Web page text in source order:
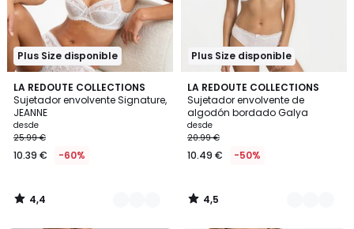
Plus Size disponible
LA REDOUTE COLLECTIONS
Sujetador envolvente Signature,
JEANNE
desde
25.99 €
10.39 € -60%
4,4
/ 5
5
Colores
4,4
/
Plus Size disponible
LA REDOUTE COLLECTIONS
Sujetador envolvente de
algodón bordado Galya
desde
20.99 €
10.49 € -50%
4,5
/ 5
4
Colores
4,5
/